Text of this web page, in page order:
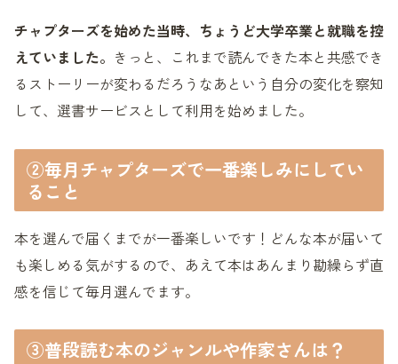
チャプターズを始めた当時、ちょうど大学卒業と就職を控
えていました。 きっと、これまで読んできた本と共感でき
るストーリーが変わるだろうなあという自分の変化を察知
して、選書サービスとして利用を始めました。
②毎月チャプターズで一番楽しみにしてい
ること
本を選んで届くまでが一番楽しいです！どんな本が届いて
も楽しめる気がするので、あえて本はあんまり勘繰らず直
感を信じて毎月選んでます。
③普段読む本のジャンルや作家さんは？